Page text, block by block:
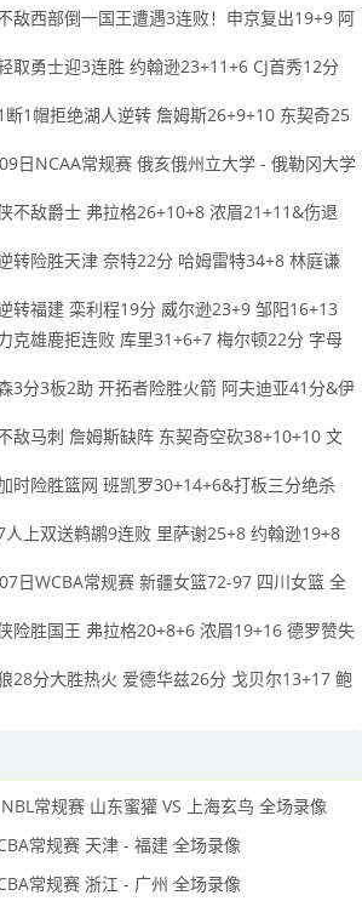
敌西部倒一国王遭遇3连败！申京复出19+9 阿
取勇士迎3连胜 约翰逊23+11+6 CJ首秀12分
1帽拒绝湖人逆转 詹姆斯26+9+10 东契奇25
日NCAA常规赛 俄亥俄州立大学 - 俄勒冈大学
不敌爵士 弗拉格26+10+8 浓眉21+11&伤退
转险胜天津 奈特22分 哈姆雷特34+8 林庭谦
转福建 栾利程19分 威尔逊23+9 邹阳16+13
克雄鹿拒连败 库里31+6+7 梅尔顿22分 字母
3分3板2助 开拓者险胜火箭 阿夫迪亚41分&伊
敌马刺 詹姆斯缺阵 东契奇空砍38+10+10 文
时险胜篮网 班凯罗30+14+6&打板三分绝杀
上双送鹈鹕9连败 里萨谢25+8 约翰逊19+8
日WCBA常规赛 新疆女篮72-97 四川女篮 全
险胜国王 弗拉格20+8+6 浓眉19+16 德罗赞失
28分大胜热火 爱德华兹26分 戈贝尔13+17 鲍
常规赛 山东蜜獾 VS 上海玄鸟 全场录像
常规赛 天津 - 福建 全场录像
常规赛 浙江 - 广州 全场录像